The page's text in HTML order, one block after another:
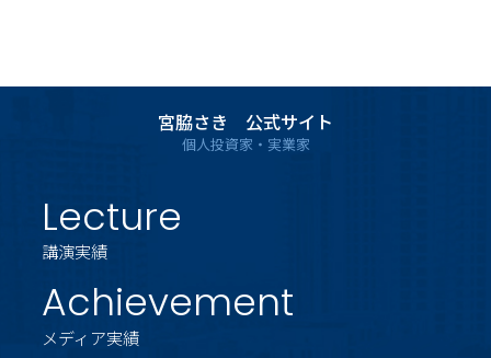
宮脇さき 公式サイト
個人投資家・実業家
Lecture
講演実績
Achievement
メディア実績